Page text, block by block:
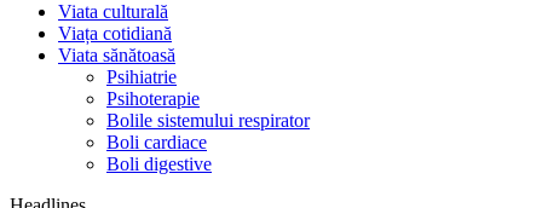
Viata culturală
Viața cotidiană
Viata sănătoasă
Psihiatrie
Psihoterapie
Bolile sistemului respirator
Boli cardiace
Boli digestive